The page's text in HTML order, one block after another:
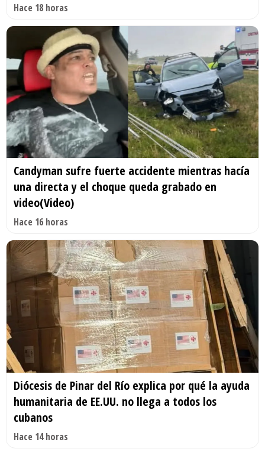
Hace 18 horas
Candyman sufre fuerte accidente mientras hacía
una directa y el choque queda grabado en
video(Video)
Hace 16 horas
Diócesis de Pinar del Río explica por qué la ayuda
humanitaria de EE.UU. no llega a todos los
cubanos
Hace 14 horas